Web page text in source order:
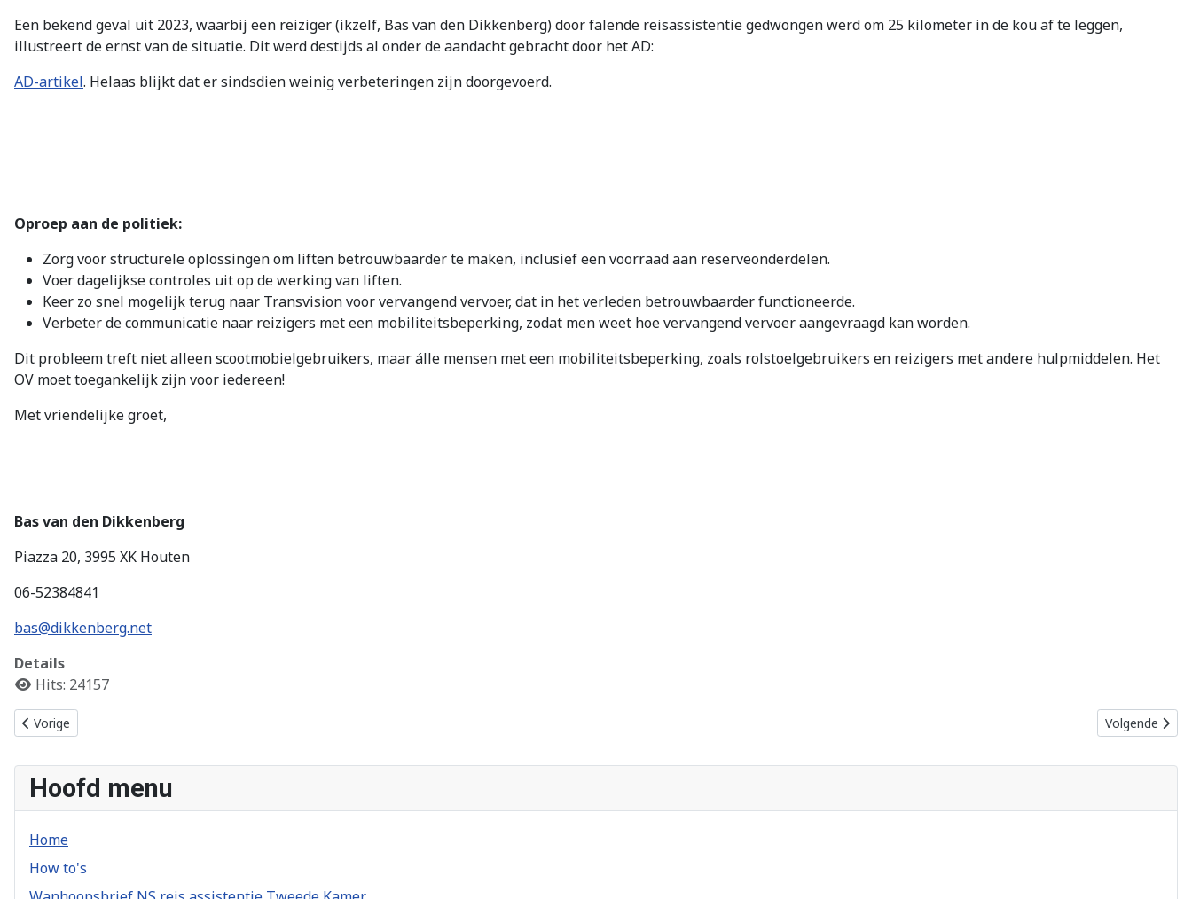
Een bekend geval uit 2023, waarbij een reiziger (ikzelf, Bas van den Dikkenberg) door falende reisassistentie gedwongen werd om 25 kilometer in de kou af te leggen,
illustreert de ernst van de situatie. Dit werd destijds al onder de aandacht gebracht door het AD:
AD-artikel. Helaas blijkt dat er sindsdien weinig verbeteringen zijn doorgevoerd.
Oproep aan de politiek:
Zorg voor structurele oplossingen om liften betrouwbaarder te maken, inclusief een voorraad aan reserveonderdelen.
Voer dagelijkse controles uit op de werking van liften.
Keer zo snel mogelijk terug naar Transvision voor vervangend vervoer, dat in het verleden betrouwbaarder functioneerde.
Verbeter de communicatie naar reizigers met een mobiliteitsbeperking, zodat men weet hoe vervangend vervoer aangevraagd kan worden.
Dit probleem treft niet alleen scootmobielgebruikers, maar álle mensen met een mobiliteitsbeperking, zoals rolstoelgebruikers en reizigers met andere hulpmiddelen. Het
OV moet toegankelijk zijn voor iedereen!
Met vriendelijke groet,
Bas van den Dikkenberg
Piazza 20, 3995 XK Houten
06-52384841
bas@dikkenberg.net
Details
Hits: 24157
Vorig artikel: Installatiehandleiding voor Intel E610 10GbE Netwerkinterfacekaart op Linux/Proxmox
Vorige Volgende
Volgende
Hoofd menu
Home
How to's